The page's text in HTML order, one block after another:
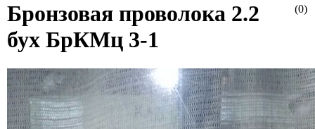
(0)
Бронзовая проволока 2.2
бух БрКМц 3-1